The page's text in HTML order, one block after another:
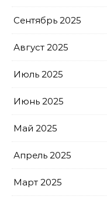
Сентябрь 2025
Август 2025
Июль 2025
Июнь 2025
Май 2025
Апрель 2025
Март 2025